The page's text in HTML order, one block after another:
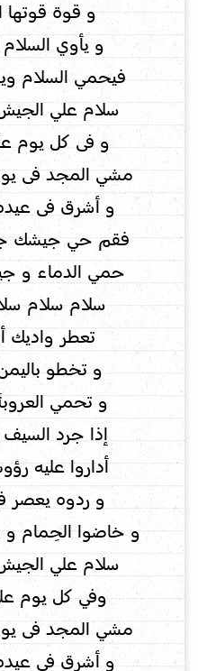
و قوة قوتها
و يأوي
فيحمي السلام
سلام علي
و فى كل يوم
مشي المجد فى
و أشرق فى
فقم حي جيشك
حمي الدماء و
سلام سلام
تعطر واديك
و تخطو
و تحمي
إذا جرد
أداروا عليه
و ردوه يعصر
و خاضوا الحِمام و
سلام علي
وفي كل يوم
مشي المجد فى
و أشرق فى